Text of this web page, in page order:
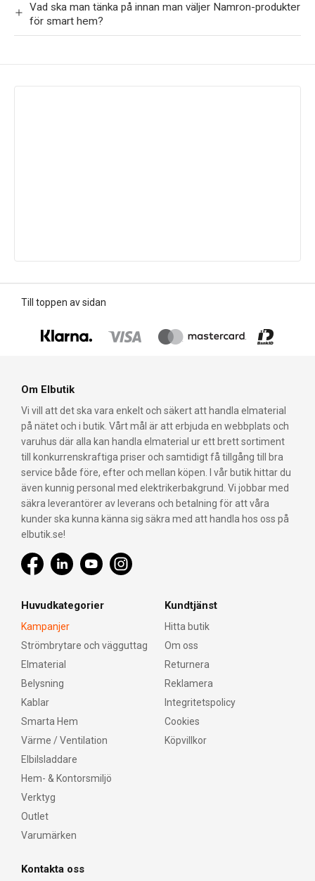
Vad ska man tänka på innan man väljer Namron-produkter
för smart hem?
Till toppen av sidan
Om Elbutik
Vi vill att det ska vara enkelt och säkert att handla elmaterial
på nätet och i butik. Vårt mål är att erbjuda en webbplats och
varuhus där alla kan handla elmaterial ur ett brett sortiment
till konkurrenskraftiga priser och samtidigt få tillgång till bra
service både före, efter och mellan köpen. I vår butik hittar du
även kunnig personal med elektrikerbakgrund. Vi jobbar med
säkra leverantörer av leverans och betalning för att våra
kunder ska kunna känna sig säkra med att handla hos oss på
elbutik.se!
Huvudkategorier
Kampanjer
Strömbrytare och vägguttag
Elmaterial
Belysning
Kablar
Smarta Hem
Värme / Ventilation
Elbilsladdare
Hem- & Kontorsmiljö
Verktyg
Outlet
Varumärken
Kundtjänst
Hitta butik
Om oss
Returnera
Reklamera
Integritetspolicy
Cookies
Köpvillkor
Kontakta oss